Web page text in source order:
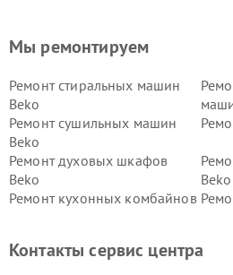
Мы ремонтируем
Ремонт стиральных машин
Beko
Ремонт сушильных машин
Beko
Ремонт духовых шкафов
Beko
Beko
Ремонт кухонных комбайнов
Ремонт холодильников Beko
Контакты сервис центра